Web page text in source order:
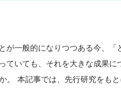
が一般的になりつつある今、
ていても、それを大きな成果
。 本記事では、先行研究をも